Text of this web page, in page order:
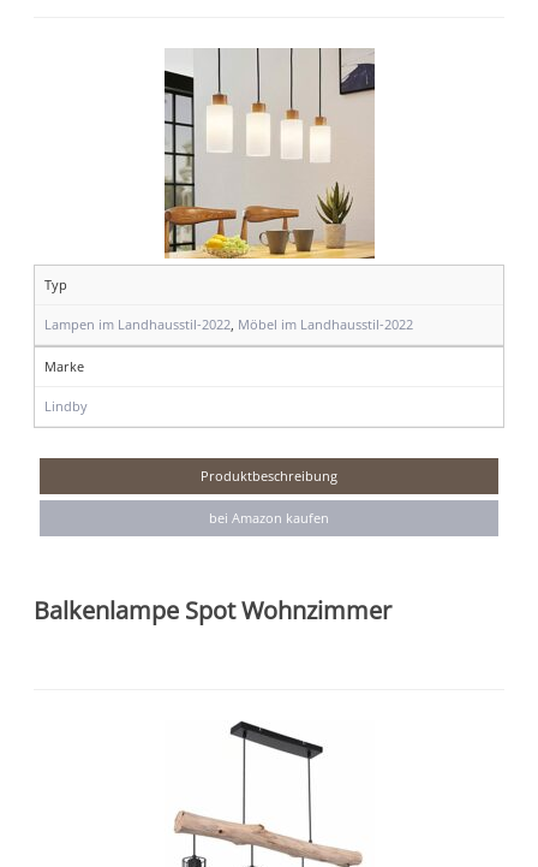
Typ
Lampen im Landhausstil-2022 Möbel im Landhausstil-2022
Marke
Lindby
Produktbeschreibung
bei Amazon kaufen
Balkenlampe Spot Wohnzimmer